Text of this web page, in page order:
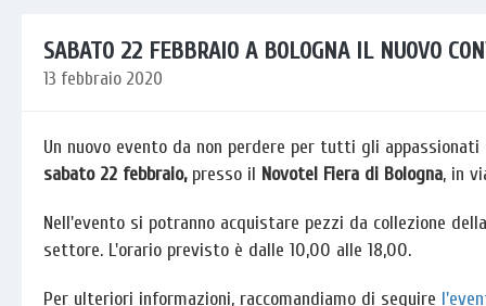
SABATO 22 FEBBRAIO A BOLOGNA IL NUOVO
13 febbraio 2020
Un nuovo evento da non perdere per tutti gli
sabato 22 febbraio,presso il Novotel Fiera di Bologna, in
Nell'evento si potranno acquistare pezzi da collezione
settore. L'orario previsto è dalle 10,00 alle 18,00.
Per ulteriori informazioni, raccomandiamo di seguire